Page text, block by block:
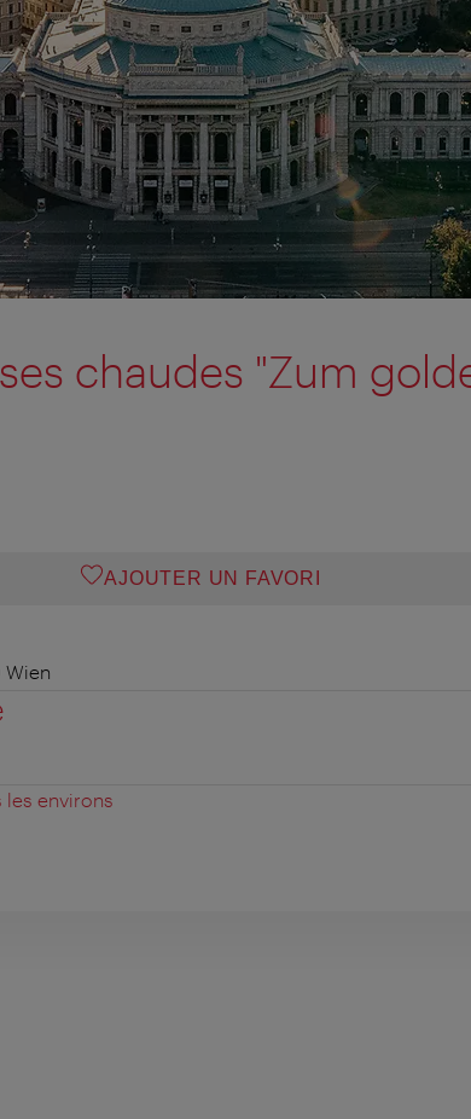
chaudes "Zum
AJOUTER UN FAVORI
Wien
les environs